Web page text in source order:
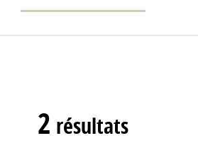
2 résultats